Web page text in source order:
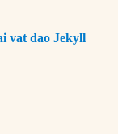
vat dao Jekyll